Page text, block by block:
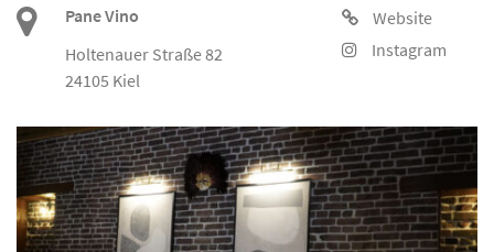
Pane Vino
Holtenauer Straße 82
24105 Kiel
Website
Instagram